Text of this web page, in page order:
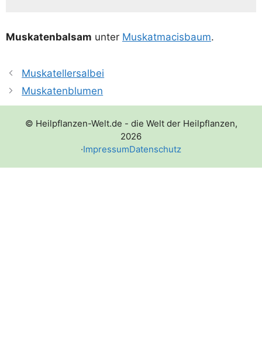
Mus­ka­ten­bal­sam unter Mus­kat­macis­baum.
Muskatellersalbei
Muskatenblumen
© Heilpflanzen-Welt.de - die Welt der Heilpflanzen,
2026
·ImpressumDatenschutz